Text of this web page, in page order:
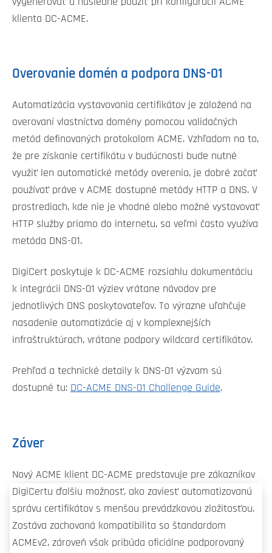
klienta DC-ACME.
Overovanie domén a podpora DNS-01
Automatizácia vystavovania certifikátov je založená na
overovaní vlastníctva domény pomocou validačných
metód definovaných protokolom ACME. Vzhľadom na to,
že pre získanie certifikátu v budúcnosti bude nutné
využiť len automatické metódy overenia, je dobré začať
používať práve v ACME dostupné metódy HTTP a DNS. V
prostrediach, kde nie je vhodné alebo možné vystavovať
HTTP služby priamo do internetu, sa veľmi často využíva
metóda DNS-01.
DigiCert poskytuje k DC-ACME rozsiahlu dokumentáciu
k integrácii DNS-01 výziev vrátane návodov pre
jednotlivých DNS poskytovateľov. To výrazne uľahčuje
nasadenie automatizácie aj v komplexnejších
infraštruktúrach, vrátane podpory wildcard certifikátov.
Prehľad a technické detaily k DNS-01 výzvam sú
dostupné tu: DC-ACME DNS-01 Challenge Guide.
Záver
Nový ACME klient DC-ACME predstavuje pre zákazníkov
DigiCertu ďalšiu možnosť, ako zaviesť automatizovanú
správu certifikátov s menšou prevádzkovou zložitosťou.
Zostáva zachovaná kompatibilita so štandardom
ACMEv2, zároveň však pribúda oficiálne podporovaný